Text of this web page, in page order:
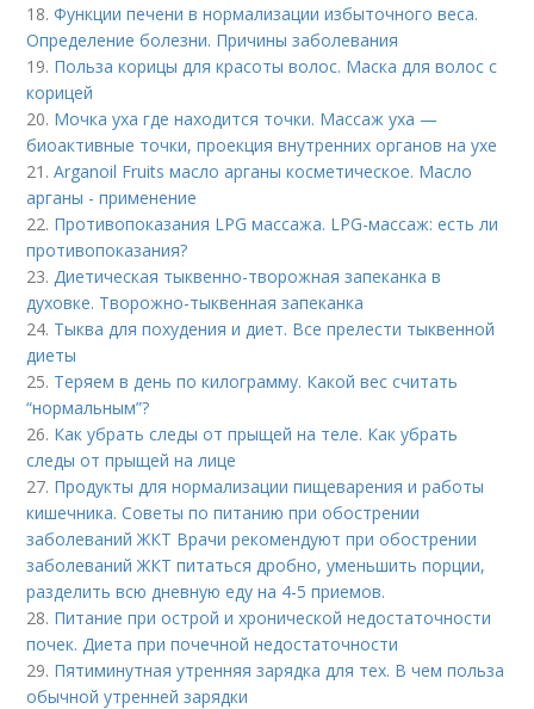
18.Функции печени в нормализации избыточного веса.
Определение болезни. Причины заболевания
19. Польза корицы для красоты волос. Маска для волос с
корицей
20. Мочка уха где находится точки. Массаж уха —
биоактивные точки, проекция внутренних органов на ухе
21.Arganoil Fruits масло арганы косметическое. Масло
арганы - применение
22. Противопоказания LPG массажа. LPG-массаж: есть ли
противопоказания?
23.Диетическая тыквенно-творожная запеканка в
духовке. Творожно-тыквенная запеканка
24. Тыква для похудения и диет. Все прелести тыквенной
диеты
25. Теряем в день по килограмму. Какой вес считать
“нормальным”?
26. Как убрать следы от прыщей на теле. Как убрать
следы от прыщей на лице
27. Продукты для нормализации пищеварения и работы
кишечника. Советы по питанию при обострении
заболеваний ЖКТ Врачи рекомендуют при обострении
заболеваний ЖКТ питаться дробно, уменьшить порции,
разделить всю дневную еду на 4-5 приемов.
28. Питание при острой и хронической недостаточности
почек. Диета при почечной недостаточности
29. Пятиминутная утренняя зарядка для тех. В чем польза
обычной утренней зарядки